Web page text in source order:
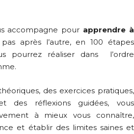
accompagne pour apprendre à
après l’autre, en 100 étapes
pourrez réaliser dans l’ordre
des exercices pratiques,
des réflexions guidées, vous
à mieux vous connaître,
et établir des limites saines et